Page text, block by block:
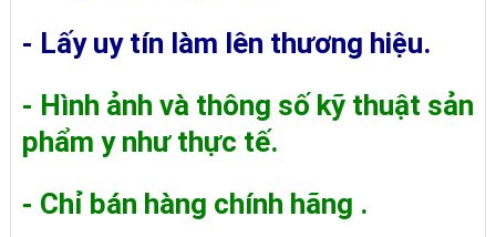
- Lấy uy tín làm lên thương hiệu.
- Hình ảnh và thông số kỹ thuật sản
phẩm y như thực tế.
- Chỉ bán hàng chính hãng .